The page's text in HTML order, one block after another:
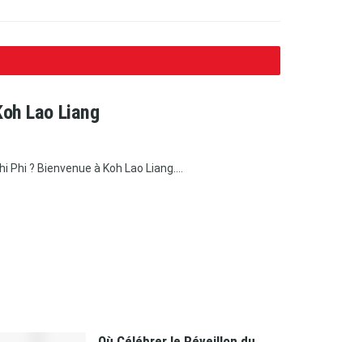
Lao Liang
? Bienvenue à Koh Lao Liang....